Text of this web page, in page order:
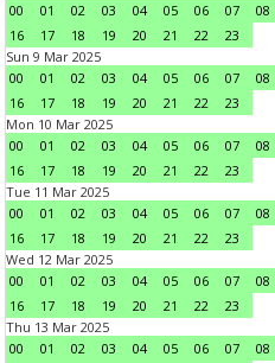
00
01 02 03 04 05 06 07 08
16
17 18 19 20 21 22
23
Sun 9 Mar 2025
00
01 02 03 04 05 06 07 08
16
17 18 19 20 21 22
23
Mon 10 Mar 2025
00
01 02 03 04 05 06 07 08
16
17 18 19 20 21 22
23
Tue 11 Mar 2025
00
01 02 03 04 05 06 07 08
16
17 18 19 20 21 22
23
Wed 12 Mar 2025
00
01 02 03 04 05 06 07 08
16
17 18 19 20 21 22
23
Thu 13 Mar 2025
00
01 02 03 04 05 06 07 08